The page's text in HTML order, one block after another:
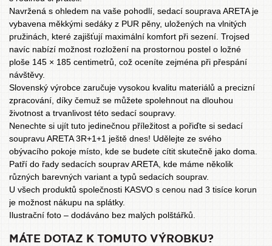
Navržená s ohledem na vaše pohodlí, sedací souprava ARETA je
vybavena měkkými sedáky z PUR pěny, uložených na vlnitých
pružinách, které zajišťují maximální komfort při sezení. Trojsed
navíc nabízí možnost rozložení na prostornou postel o ložné
ploše 145 × 185 centimetrů, což oceníte zejména při přespání
návštěvy.
Slovenský výrobce zaručuje vysokou kvalitu materiálů a precizní
zpracování, díky čemuž se můžete spolehnout na dlouhou
životnost a trvanlivost této sedací soupravy.
Nenechte si ujít tuto jedinečnou příležitost a pořiďte si sedací
soupravu ARETA 3R+1+1 ještě dnes! Udělejte ze svého
obývacího pokoje místo, kde se budete cítit skutečně jako doma.
Patří do řady sedacích soupravARETA , kde máme několik
různých barevných variant a typů sedacích souprav.
U všech produktů společnosti KASVO s cenou nad 3 tisíce korun
je možnost nákupu na splátky.
Ilustrační foto – dodáváno bez malých polštářků.
MÁTE DOTAZ K TOMUTO VÝROBKU?